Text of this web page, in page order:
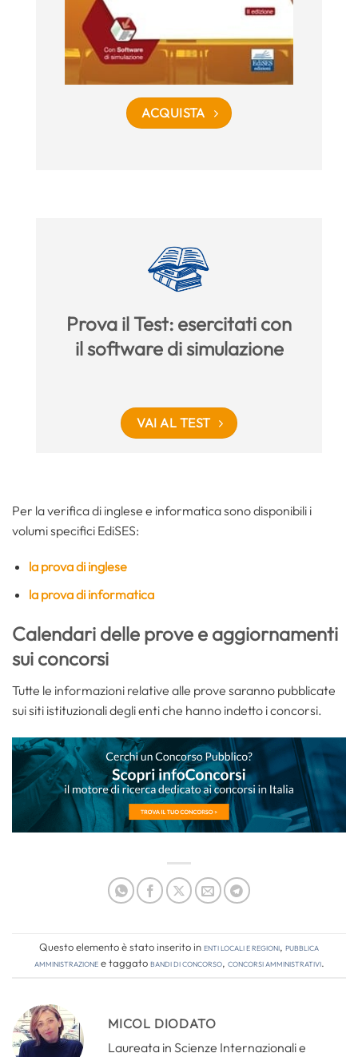
ACQUISTA
Prova il Test: esercitati con
il software di simulazione
VAI AL TEST
Per la verifica di inglese e informatica sono disponibili i
volumi specifici EdiSES:
la prova di inglese
la prova di informatica
Calendari delle prove e aggiornamenti
sui concorsi
Tutte le informazioni relative alle prove saranno pubblicate
sui siti istituzionali degli enti che hanno indetto i concorsi.
Questo elemento è stato inserito inEnti locali e regioni, Pubblica
amministrazionee taggatobandi di concorso, concorsi amministrativi.
MICOL DIODATO
Laureata in Scienze Internazionali e